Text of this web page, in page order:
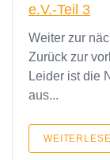
e.V.-Teil 3
Weiter zur
Zurück zur
Leider ist die
aus...